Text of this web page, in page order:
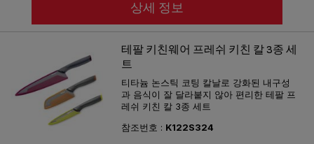
상세 정보
테팔 키친웨어 프레쉬 키친 칼 3종 세
트
티타늄 논스틱 코팅 칼날로 강화된 내구성
과 음식이 잘 달라붙지 않아 편리한 테팔 프
레쉬 키친 칼 3종 세트
참조번호 : K122S324